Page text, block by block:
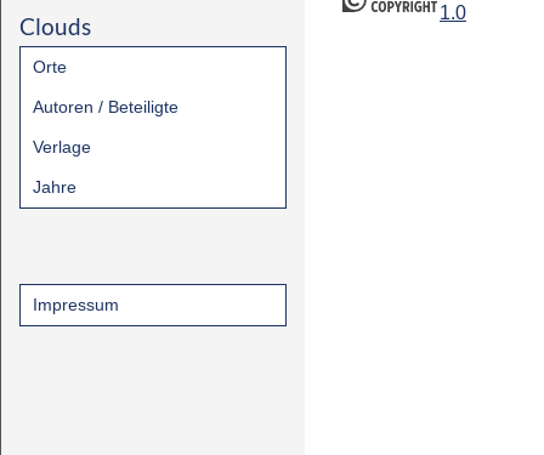
Clouds
Orte
Autoren / Beteiligte
Verlage
Jahre
Impressum
1.0